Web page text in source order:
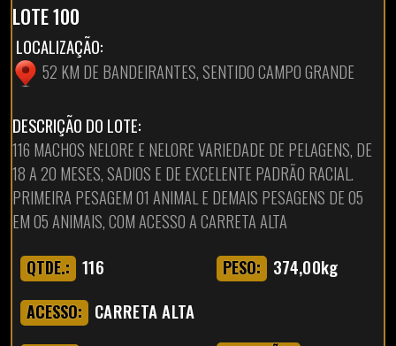
LOTE 100
LOCALIZAÇÃO:
52 KM DE BANDEIRANTES, SENTIDO CAMPO GRANDE
DESCRIÇÃO DO LOTE:
116 MACHOS NELORE E NELORE VARIEDADE DE PELAGENS, DE
18 A 20 MESES, SADIOS E DE EXCELENTE PADRÃO RACIAL.
PRIMEIRA PESAGEM 01 ANIMAL E DEMAIS PESAGENS DE 05
EM 05 ANIMAIS, COM ACESSO A CARRETA ALTA
QTDE.: 116 PESO: 374,00kg
ACESSO: CARRETA ALTA